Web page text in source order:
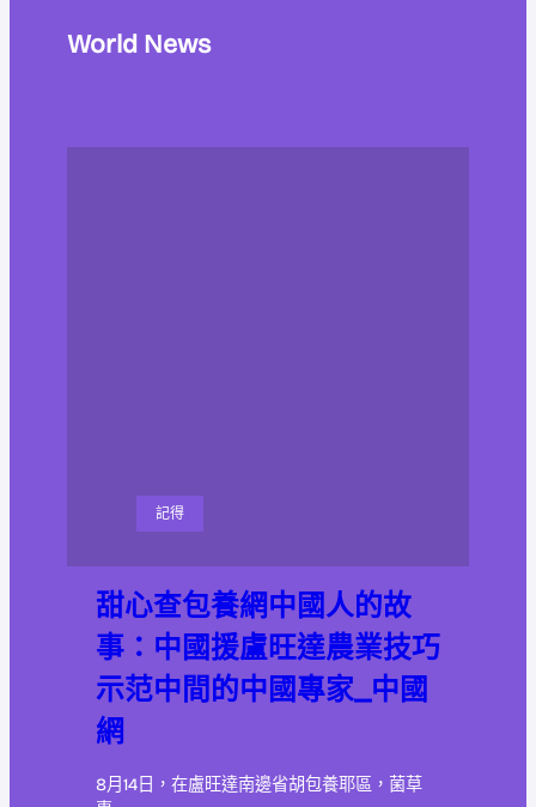
World News
記得
甜心查包養網中國人的故
事：中國援盧旺達農業技巧
示范中間的中國專家_中國
網
8月14日，在盧旺達南邊省胡包養耶區，菌草